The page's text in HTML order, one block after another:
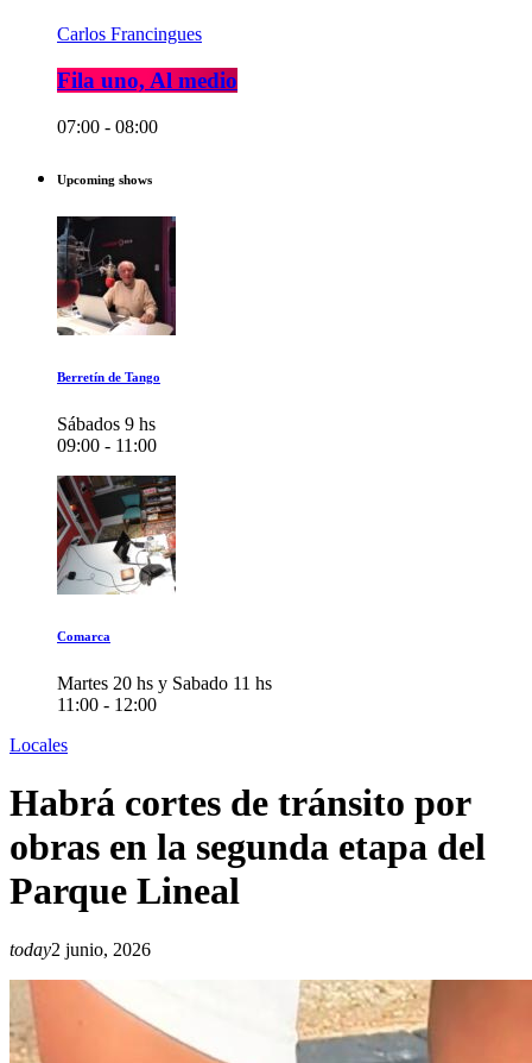
Carlos Francingues
Fila uno, Al medio
07:00 - 08:00
Upcoming shows
Berretín de Tango
Sábados 9 hs
09:00 - 11:00
Comarca
Martes 20 hs y Sabado 11 hs
11:00 - 12:00
Locales
Habrá cortes de tránsito por
obras en la segunda etapa del
Parque Lineal
today2 junio, 2026